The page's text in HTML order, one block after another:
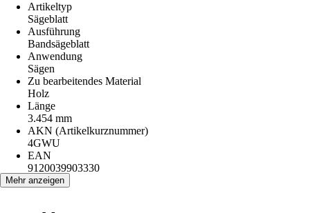
Artikeltyp
Sägeblatt
Ausführung
Bandsägeblatt
Anwendung
Sägen
Zu bearbeitendes Material
Holz
Länge
3.454 mm
AKN (Artikelkurznummer)
4GWU
EAN
9120039903330
Mehr anzeigen